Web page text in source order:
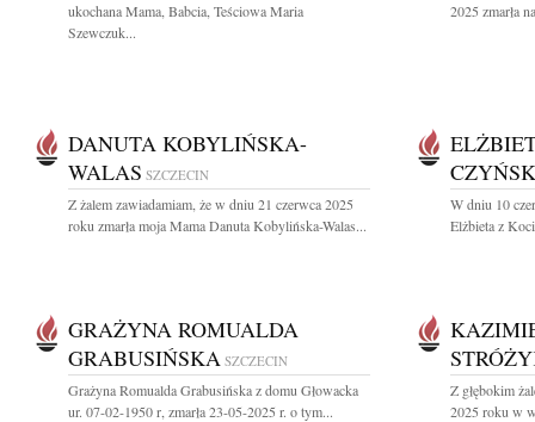
ukochana Mama, Babcia, Teściowa Maria
Szewczuk...
2025 zmarła
DANUTA KOBYLIŃSKA-
WALAS SZCZECIN
Z żalem zawiadamiam, że w dniu 21 czerwca 2025
roku zmarła moja Mama Danuta Kobylińska-Walas...
W dniu 10
Elżbieta z
GRAŻYNA ROMUALDA
GRABUSIŃSKA SZCZECIN
Grażyna Romualda Grabusińska z domu Głowacka
ur. 07-02-1950 r, zmarła 23-05-2025 r. o tym...
Z głębokim
2025 roku w